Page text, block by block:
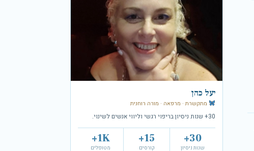
יעל כהן
מתקשרת · מרפאה · מורה רוחנית
30+ שנות ניסיון בריפוי רגשי וליווי אנשים לשינוי.
30+
שנות ניסיון
15+
קורסים
1K+
מטופלים